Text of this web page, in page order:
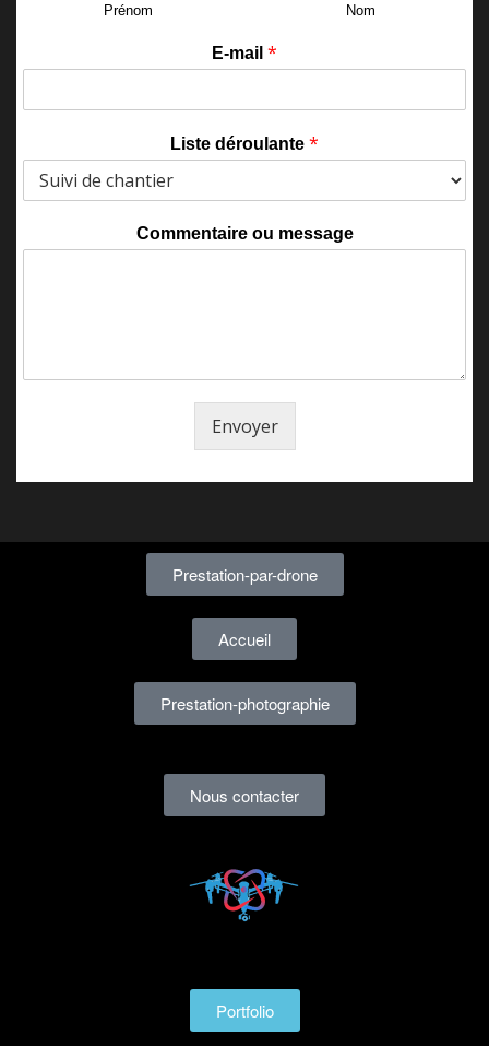
Prénom Nom
E-mail *
Liste déroulante *
Commentaire ou message
Envoyer
Prestation-par-drone
Accueil
Prestation-photographie
Nous contacter
Portfolio